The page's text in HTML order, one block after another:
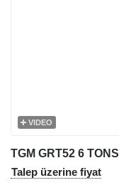
VIDEO
TGM GRT52 6 TONS
Talep üzerine fiyat